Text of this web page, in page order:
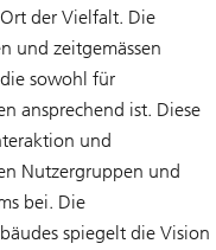
der Vielfalt. Die
und zeitgemässen
sowohl für
ansprechend ist. Diese
und
Nutzergruppen und
bei. Die
spiegelt die Vision